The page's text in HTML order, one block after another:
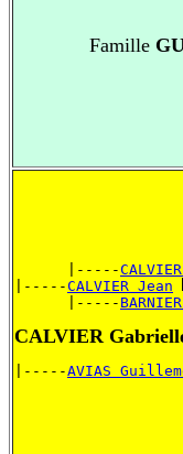
Famille
      |-----
|-----CALVIER Jean
      |-----
CALVIER
|-----AVIAS